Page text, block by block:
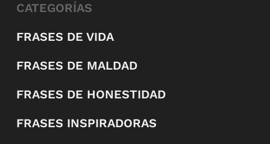
CATEGORÍAS
FRASES DE VIDA
FRASES DE MALDAD
FRASES DE HONESTIDAD
FRASES INSPIRADORAS